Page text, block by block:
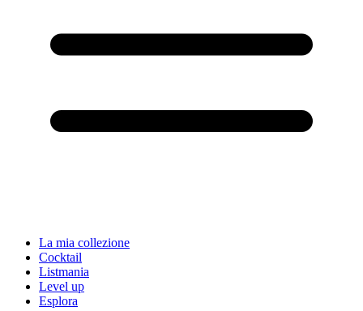
La mia collezione
Cocktail
Listmania
Level up
Esplora